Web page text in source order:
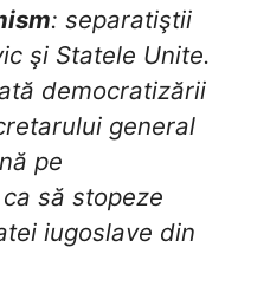
: separatiştii
şi Statele Unite.
democratizării
general
pe
să stopeze
iugoslave din